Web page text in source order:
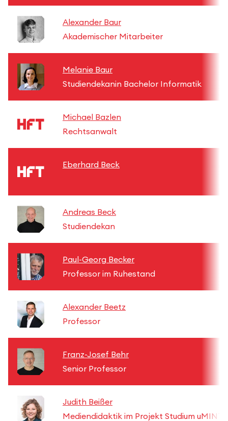
Alexander Baur
Akademischer Mitarbeiter
Melanie Baur
Studiendekanin Bachelor Informatik
Michael Bazlen
Rechtsanwalt
Eberhard Beck
Andreas Beck
Studiendekan
Paul-Georg Becker
Professor im Ruhestand
Alexander Beetz
Professor
Franz-Josef Behr
Senior Professor
Judith Beißer
Mediendidaktik im Projekt Studium